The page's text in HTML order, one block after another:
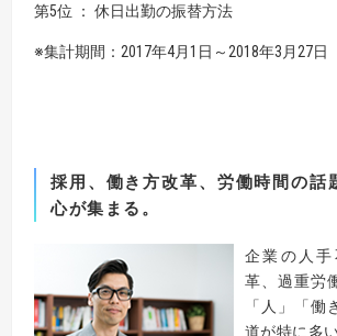
第5位 ： 休日出勤の振替方法
※集計期間：2017年4月1日～2018年3月27日
採用、働き方改革、労働時間の話
心が集まる。
企業の人
革、過重労
「人」「働
道が特に多